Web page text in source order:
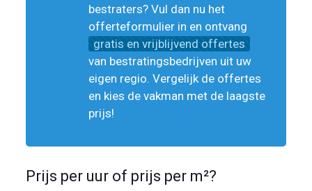
bestraters? Vul dan nu het
offerteformulier in en ontvang
gratis en vrijblijvend offertes
van bestratingsbedrijven uit uw
eigen regio. Vergelijk de offertes
en kies de vakman met de laagste
prijs!
Prijs per uur of prijs per m²?